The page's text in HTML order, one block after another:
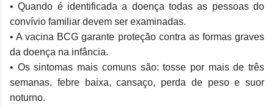
• Quando é identificada a doença todas as pessoas do
convívio familiar devem ser examinadas.
• A vacina BCG garante proteção contra as formas graves
da doença na infância.
• Os sintomas mais comuns são: tosse por mais de três
semanas, febre baixa, cansaço, perda de peso e suor
noturno.